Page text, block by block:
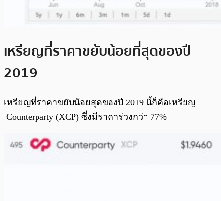
เหรียญที่ราคาขยับน้อยที่สุดของปี
2019
เหรียญที่ราคาขยับน้อยสุดของปี 2019 นี้ก็คือเหรียญ
Counterparty (XCP) ซึ่งมีราคาร่วงกว่า 77%